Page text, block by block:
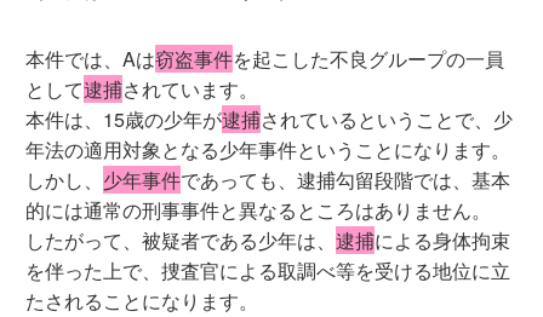
本件では、Aは窃盗事件を起こした不良グループの一員
として逮捕されています。
本件は、15歳の少年が逮捕されているということで、少
年法の適用対象となる少年事件ということになります。
しかし、 少年事件であっても、逮捕勾留段階では、基本
的には通常の刑事事件と異なるところはありません。
したがって、被疑者である少年は、逮捕による身体拘束
を伴った上で、捜査官による取調べ等を受ける地位に立
たされることになります。